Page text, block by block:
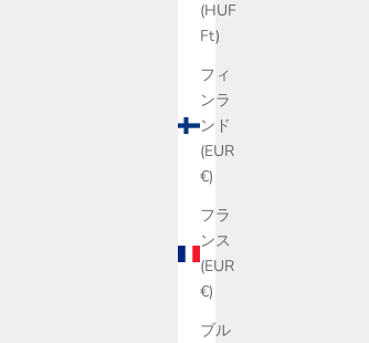
(HUF
Ft)
フィ
ンラ
ンド
(EUR
€)
フラ
ンス
(EUR
€)
ブル